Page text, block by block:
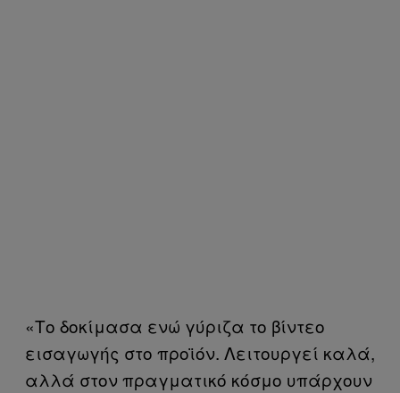
«Το δοκίμασα ενώ γύριζα το βίντεο
εισαγωγής στο προϊόν. Λειτουργεί καλά,
αλλά στον πραγματικό κόσμο υπάρχουν